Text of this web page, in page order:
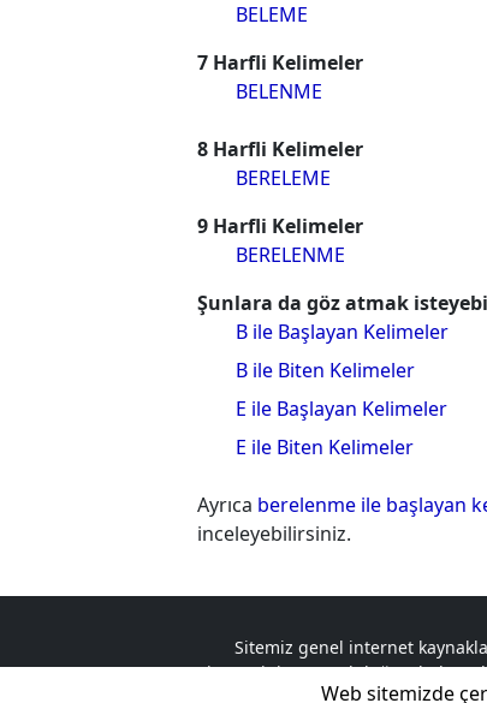
BELEME
7 Harfli Kelimeler
BELENME
8 Harfli Kelimeler
BERELEME
9 Harfli Kelimeler
BERELENME
Şunlara da göz atmak
B ile Başlayan Kelimeler
B ile Biten Kelimeler
E ile Başlayan Kelimeler
E ile Biten Kelimeler
Ayrıca berelenme ile başlayan
inceleyebilirsiniz.
Sitemiz genel internet
ziyaretçinin sorumluluğundadır.
Web sitemizde